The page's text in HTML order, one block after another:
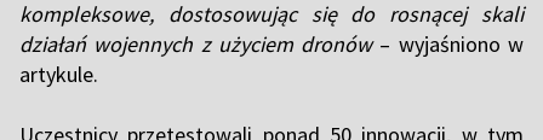
kompleksowe, dostosowując się do rosnącej skali
działań wojennych z użyciem dronów – wyjaśniono w
artykule.